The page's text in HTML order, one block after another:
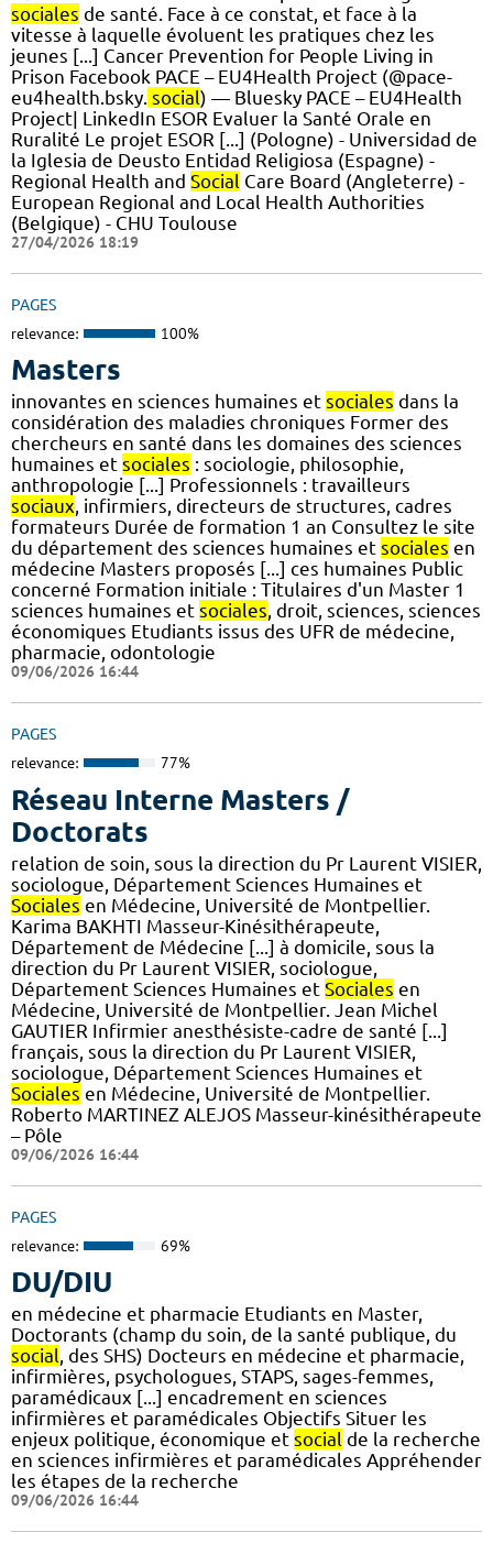
sociales de santé. Face à ce constat, et face à la
vitesse à laquelle évoluent les pratiques chez les
jeunes [...] Cancer Prevention for People Living in
Prison Facebook PACE – EU4Health Project (@pace-
eu4health.bsky. social) — Bluesky PACE – EU4Health
Project| LinkedIn ESOR Evaluer la Santé Orale en
Ruralité Le projet ESOR [...] (Pologne) - Universidad de
la Iglesia de Deusto Entidad Religiosa (Espagne) -
Regional Health and Social Care Board (Angleterre) -
European Regional and Local Health Authorities
(Belgique) - CHU Toulouse
27/04/2026 18:19
PAGES
relevance: 100%
Masters
innovantes en sciences humaines et sociales dans la
considération des maladies chroniques Former des
chercheurs en santé dans les domaines des sciences
humaines et sociales : sociologie, philosophie,
anthropologie [...] Professionnels : travailleurs
sociaux, infirmiers, directeurs de structures, cadres
formateurs Durée de formation 1 an Consultez le site
du département des sciences humaines et sociales en
médecine Masters proposés [...] ces humaines Public
concerné Formation initiale : Titulaires d'un Master 1
sciences humaines et sociales, droit, sciences, sciences
économiques Etudiants issus des UFR de médecine,
pharmacie, odontologie
09/06/2026 16:44
PAGES
relevance: 77%
Réseau Interne Masters /
Doctorats
relation de soin, sous la direction du Pr Laurent VISIER,
sociologue, Département Sciences Humaines et
Sociales en Médecine, Université de Montpellier.
Karima BAKHTI Masseur-Kinésithérapeute,
Département de Médecine [...] à domicile, sous la
direction du Pr Laurent VISIER, sociologue,
Département Sciences Humaines et Sociales en
Médecine, Université de Montpellier. Jean Michel
GAUTIER Infirmier anesthésiste-cadre de santé [...]
français, sous la direction du Pr Laurent VISIER,
sociologue, Département Sciences Humaines et
Sociales en Médecine, Université de Montpellier.
Roberto MARTINEZ ALEJOS Masseur-kinésithérapeute
– Pôle
09/06/2026 16:44
PAGES
relevance: 69%
DU/DIU
en médecine et pharmacie Etudiants en Master,
Doctorants (champ du soin, de la santé publique, du
social, des SHS) Docteurs en médecine et pharmacie,
infirmières, psychologues, STAPS, sages-femmes,
paramédicaux [...] encadrement en sciences
infirmières et paramédicales Objectifs Situer les
enjeux politique, économique et social de la recherche
en sciences infirmières et paramédicales Appréhender
les étapes de la recherche
09/06/2026 16:44